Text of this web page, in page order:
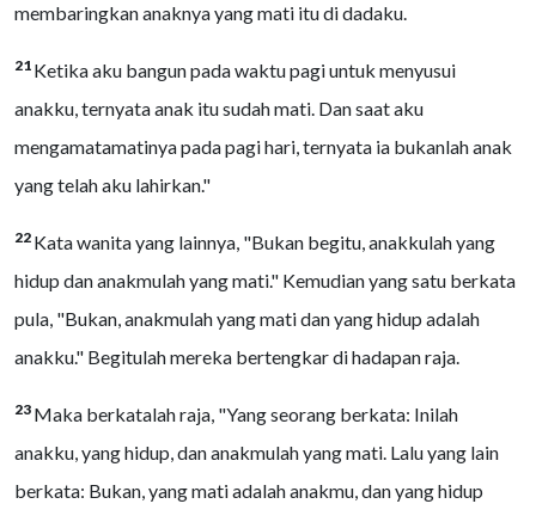
membaringkan anaknya yang mati itu di dadaku.
21 Ketika aku bangun pada waktu pagi untuk menyusui
anakku, ternyata anak itu sudah mati. Dan saat aku
mengamatamatinya pada pagi hari, ternyata ia bukanlah anak
yang telah aku lahirkan."
22 Kata wanita yang lainnya, "Bukan begitu, anakkulah yang
hidup dan anakmulah yang mati." Kemudian yang satu berkata
pula, "Bukan, anakmulah yang mati dan yang hidup adalah
anakku." Begitulah mereka bertengkar di hadapan raja.
23 Maka berkatalah raja, "Yang seorang berkata: Inilah
anakku, yang hidup, dan anakmulah yang mati. Lalu yang lain
berkata: Bukan, yang mati adalah anakmu, dan yang hidup